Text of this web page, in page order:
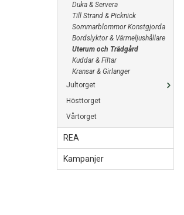
Duka & Servera
Till Strand & Picknick
Sommarblommor Konstgjorda
Bordslyktor & Värmeljushållare
Uterum och Trädgård
Kuddar & Filtar
Kransar & Girlanger
Jultorget
Hösttorget
Vårtorget
REA
Kampanjer